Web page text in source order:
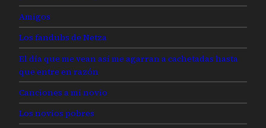
Amigos
Los fandubs de Netza
El día que me vean así me agarran a cachetadas hasta
que entre en razón
Canciones a mi novio
Los novios pobres